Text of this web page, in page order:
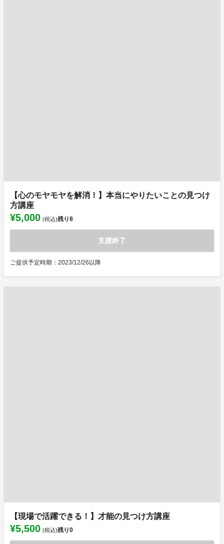
【心のモヤモヤを解消！】本当にやりたいことの見つけ
方講座
¥5,000 (税込)残り8
支援終了
ご提供予定時期：2023/12/26以降
【現場で活躍できる！】才能の見つけ方講座
¥5,500 (税込)残り0